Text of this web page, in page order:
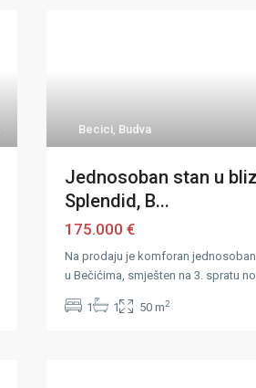
Becici, Budva
Jednosoban stan u
Splendid, B...
175.000 €
Na prodaju je komforan
u Bečićima, smješten na 3. spratu
1 1 50 m2